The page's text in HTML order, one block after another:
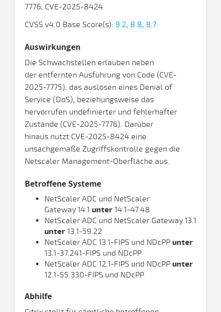
7776, CVE-2025-8424
CVSS v4.0 Base Score(s): 9.2, 8.8, 8.7
Auswirkungen
Die Schwachstellen erlauben neben
der entfernten Ausführung von Code (CVE-
2025-7775), das auslösen eines Denial of
Service (DoS), beziehungsweise das
hervorrufen undefinierter und fehlerhafter
Zustände (CVE-2025-7776). Darüber
hinaus nutzt CVE-2025-8424 eine
unsachgemäße Zugriffskontrolle gegen die
Netscaler Management-Oberfläche aus.
Betroffene Systeme
NetScaler ADC und NetScaler
Gateway 14.1 unter 14.1-47.48
NetScaler ADC und NetScaler Gateway 13.1
unter 13.1-59.22
NetScaler ADC 13.1-FIPS und NDcPP unter
13.1-37.241-FIPS und NDcPP
NetScaler ADC 12.1-FIPS und NDcPP unter
12.1-55.330-FIPS und NDcPP
Abhilfe